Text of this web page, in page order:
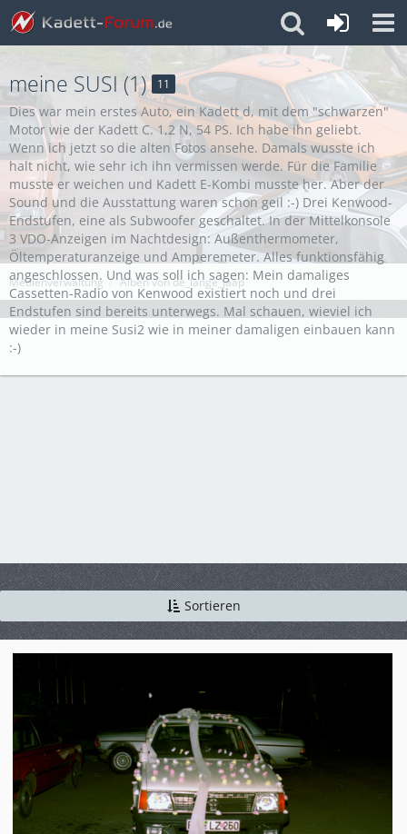
Medienverwaltung Alben von de_lange_jaap
meine SUSI (1) 11
Dies war mein erstes Auto, ein Kadett d, mit dem "schwarzen"
Motor wie der Kadett C. 1,2 N, 54 PS. Ich habe ihn geliebt.
Wenn ich jetzt so die alten Fotos ansehe. Damals wusste ich
halt nicht, wie sehr ich ihn vermissen werde. Für die Familie
musste er weichen und Kadett E-Kombi musste her. Aber der
Sound und die Ausstattung waren schon geil :-) Drei Kenwood-
Endstufen, eine als Subwoofer geschaltet. In der Mittelkonsole
3 VDO-Anzeigen im Nachtdesign: Außenthermometer,
Öltemperaturanzeige und Amperemeter. Alles funktionsfähig
angeschlossen. Und was soll ich sagen: Mein damaliges
Cassetten-Radio von Kenwood existiert noch und drei
Endstufen sind bereits unterwegs. Mal schauen, wieviel ich
wieder in meine Susi2 wie in meiner damaligen einbauen kann
:-)
Sortieren